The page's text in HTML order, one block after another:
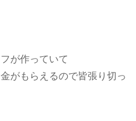
が作っていて
がもらえるので皆張り切っ